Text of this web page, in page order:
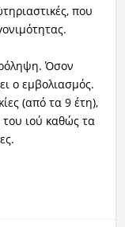
που
Όσον
ο εμβολιασμός.
(από τα 9 έτη),
ιού καθώς τα